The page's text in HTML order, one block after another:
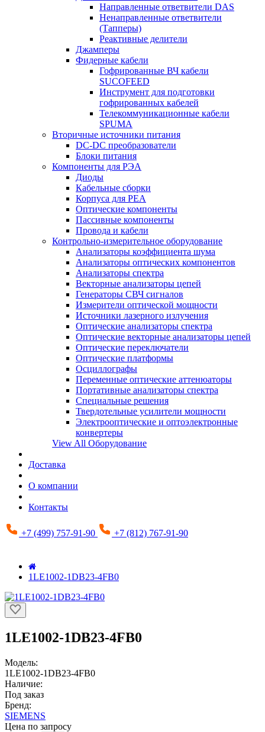
Направленные ответвители DAS
Ненаправленные ответвители
(Тапперы)
Реактивные делители
Джамперы
Фидерные кабели
Гофрированные ВЧ кабели
SUCOFEED
Инструмент для подготовки
гофрированных кабелей
Телекоммуникационные кабели
SPUMA
Вторичные источники питания
DC-DC преобразователи
Блоки питания
Компоненты для РЭА
Диоды
Кабельные сборки
Корпуса для РЕА
Оптические компоненты
Пассивные компоненты
Провода и кабели
Контрольно-измерительное оборудование
Анализаторы коэффициента шума
Анализаторы оптических компонентов
Анализаторы спектра
Векторные анализаторы цепей
Генераторы СВЧ сигналов
Измерители оптической мощности
Источники лазерного излучения
Оптические анализаторы спектра
Оптические векторные анализаторы цепей
Оптические переключатели
Оптические платформы
Осциллографы
Переменные оптические аттенюаторы
Портативные анализаторы спектра
Специальные решения
Твердотельные усилители мощности
Электрооптические и оптоэлектронные
конвертеры
View All Оборудование
Доставка
О компании
Контакты
+7 (499) 757-91-90 +7 (812) 767-91-90
1LE1002-1DB23-4FB0
1LE1002-1DB23-4FB0
Модель:
1LE1002-1DB23-4FB0
Наличие:
Под заказ
Бренд:
SIEMENS
Цена по запросу